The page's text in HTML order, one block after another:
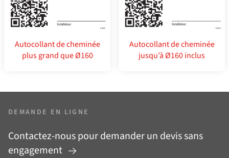
Autocollant de cheminée
plus grand que Ø160
Autocollant de cheminée
jusqu’à Ø160 inclus
DEMANDE EN LIGNE
Contactez-nous pour demander un devis sans
engagement